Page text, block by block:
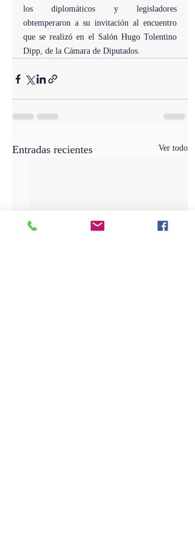
los diplomáticos y legisladores
obtemperaron a su invitación al encuentro
que se realizó en el Salón Hugo Tolentino
Dipp, de la Cámara de Diputados.
Entradas recientes Ver todo